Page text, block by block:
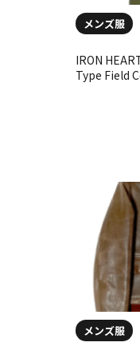
メンズ服
IRON
Type Field
メンズ服